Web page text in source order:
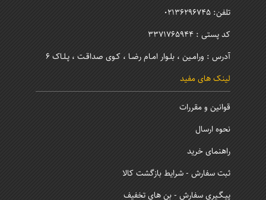
تلفن: 02136296745
کد پستی : 3371765944
آدرس : ورامـین ، بلـوار امـام رضـا ، کـوی صداقـت ، پـلـاک 6
لینک های مفید
قوانین و مقررات
نحوه ارسال
راهنمای خرید
ثبت سفارش - شرایط بازگشت کالا
پیـگـیری سفارش - بن های تخفیف